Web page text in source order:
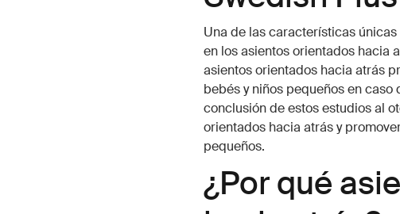
Una de las características
en los asientos orientados hacia
asientos orientados hacia atrás
bebés y niños pequeños en
conclusión de estos estudios al
orientados hacia atrás y
pequeños.
¿Por qué